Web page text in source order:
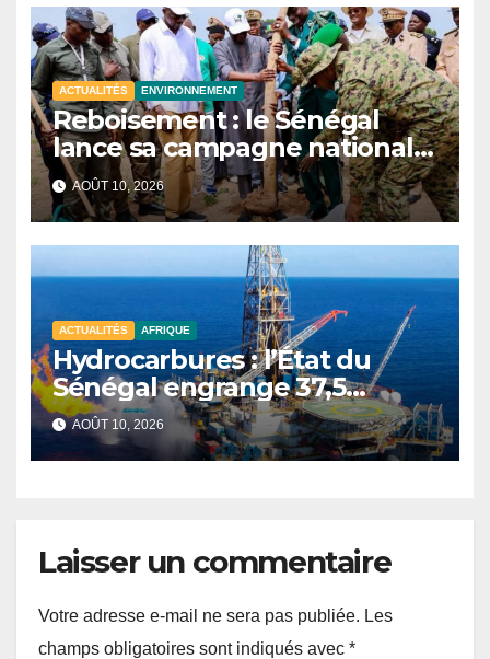
ACTUALITÉS ENVIRONNEMENT
Reboisement : le Sénégal
lance sa campagne nationale
2026 à Nioro du Rip
AOÛT 10, 2026
ACTUALITÉS AFRIQUE
Hydrocarbures : l’État du
Sénégal engrange 37,5
milliards FCFA de recettes au
premier semestre 2025
AOÛT 10, 2026
Laisser un commentaire
Votre adresse e-mail ne sera pas publiée. Les
champs obligatoires sont indiqués avec *